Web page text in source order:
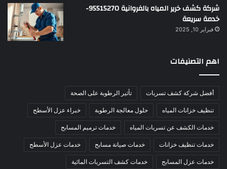
شركة كشف خرير المياه بالفروانية 95515270-
خدمة سريعة
فبراير 10, 2025
اهم التصنيفات
أفضل شركة كشف تسربات تأثير الرطوبة على الصحة
تنظيف خزانات المياه حلول معالجة الرطوبة خبراء عزل الأسطح
خدمات الكشف عن تسربات المياه خدمات ترميم المسابح
خدمات تنظيف خزانات خدمات صيانة مسابح خدمات عزل الأسطح
خدمات عزل المسابح خدمات كشف التسربات المائية